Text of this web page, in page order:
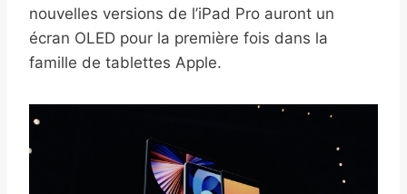
nouvelles versions de l’iPad Pro auront un
écran OLED pour la première fois dans la
famille de tablettes Apple.